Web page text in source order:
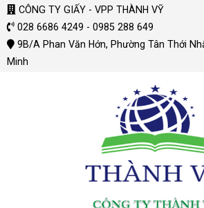
CÔNG TY GIẤY - VPP THÀNH VỸ
028 6686 4249 - 0985 288 649
9B/A Phan Văn Hớn, Phường Tân Thới
Minh